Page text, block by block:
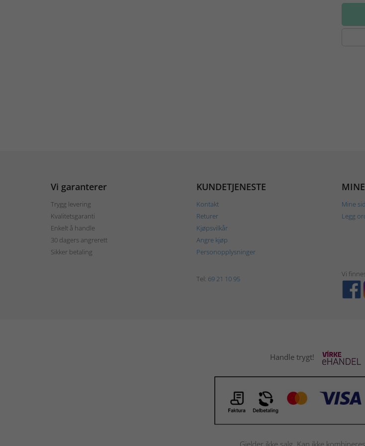
Vi garanterer
Trygg levering
Kvalitetsgaranti
Enkelt å handle
30 dagers angrerett
Sikker betaling
KUNDETJENESTE
Kontakt
Returer
Kjøpsvilkår
Angre kjøp
Personopplysninger
MINE
Mine
Legg
Tel: 69 21 10 95
Vi
Handle trygt!
Gjelder ikke salg. Kan ikke